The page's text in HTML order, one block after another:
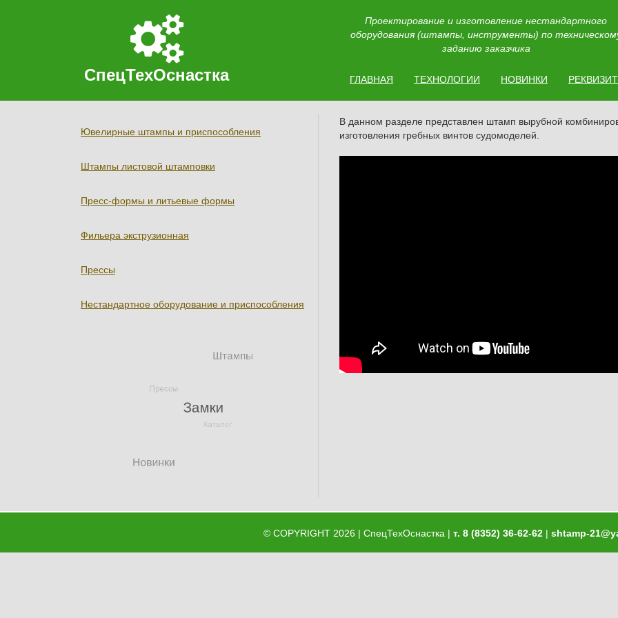
СпецТехОснастка
Проектирование и изготовление нестандартного
оборудования (штампы, инструменты) по
заданию заказчика
ГЛАВНАЯ ТЕХНОЛОГИИ НОВИНКИ
Ювелирные штампы и приспособления
Штампы листовой штамповки
Пресс-формы и литьевые формы
Фильера экструзионная
Прессы
Нестандартное оборудование и приспособления
В данном разделе представлен штамп вырубной
изготовления гребных винтов судомоделей.
© COPYRIGHT2026 | СпецТехОснастка | т. 8 (8352) 36-62-62| shtamp-